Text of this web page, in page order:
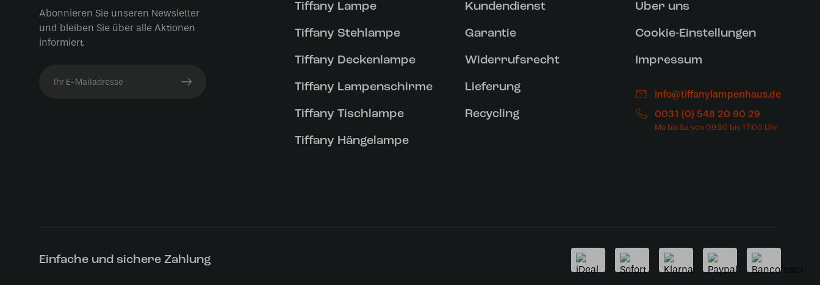
Abonnieren Sie unseren Newsletter
und bleiben Sie über alle Aktionen
informiert.
Tiffany Lampe
Tiffany Stehlampe
Tiffany Deckenlampe
Tiffany Lampenschirme
Tiffany Tischlampe
Tiffany Hängelampe
Kundendienst
Garantie
Widerrufsrecht
Lieferung
Recycling
Uber uns
Cookie-Einstellungen
Impressum
info@tiffanylampenhaus.de
0031 (0) 548 20 90 29
Einfache und sichere Zahlung